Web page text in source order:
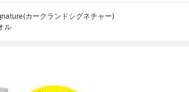
カークランドシグネチャー)
ル